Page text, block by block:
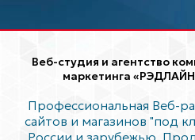
Веб-студия и агентство
маркетинга
Профессиональная Веб-
сайтов и магазинов "под